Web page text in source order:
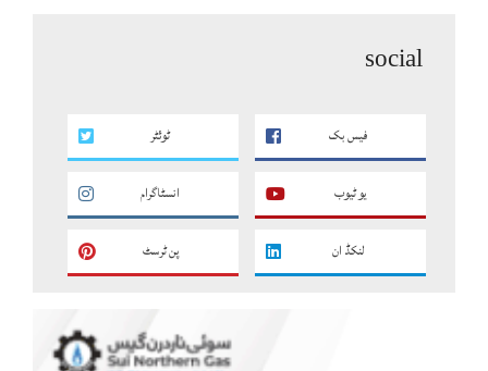
social
فیس بک ٹوئٹر
یو ٹیوب انسٹاگرام
لنکڈ ان پن ٹرسٹ